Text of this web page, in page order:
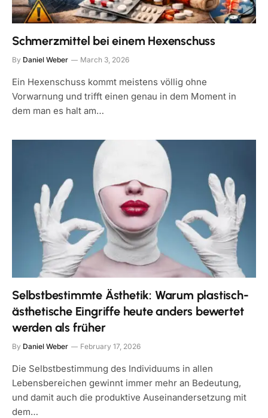
Schmerzmittel bei einem Hexenschuss
By Daniel Weber March 3, 2026
Ein Hexenschuss kommt meistens völlig ohne
Vorwarnung und trifft einen genau in dem Moment in
dem man es halt am…
Selbstbestimmte Ästhetik: Warum plastisch-
ästhetische Eingriffe heute anders bewertet
werden als früher
By Daniel Weber February 17, 2026
Die Selbstbestimmung des Individuums in allen
Lebensbereichen gewinnt immer mehr an Bedeutung,
und damit auch die produktive Auseinandersetzung mit
dem…